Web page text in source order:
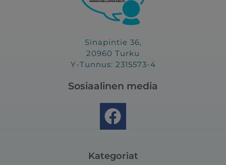
Sinapintie 36,
20960 Turku
Y-Tunnus: 2315573-4
Sosiaalinen media
F
a
Kategoriat